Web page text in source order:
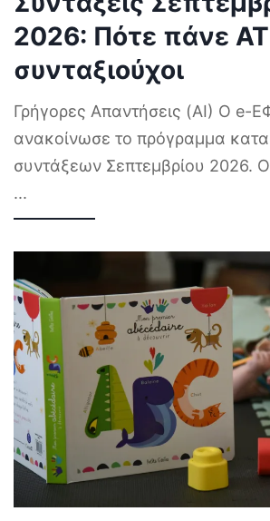
2026: Πότε πάνε
συνταξιούχοι
Γρήγορες Απαντήσεις (AI) Ο e-
ανακοίνωσε το πρόγραμμα
συντάξεων Σεπτεμβρίου 2026.
...